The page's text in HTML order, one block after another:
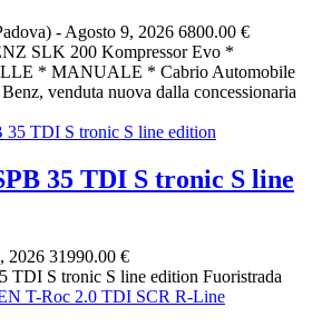
- Agosto 9, 2026 6800.00 €
SLK 200 Kompressor Evo *
* MANUALE * Cabrio Automobile
venduta nuova dalla concessionaria
35 TDI S tronic S line
2026 31990.00 €
TDI S tronic S line edition Fuoristrada